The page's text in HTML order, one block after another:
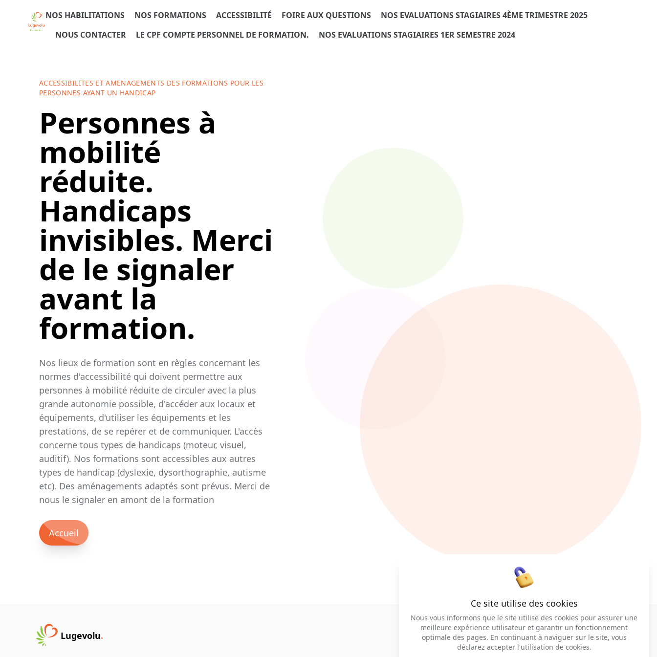
NOS HABILITATIONS NOS FORMATIONS ACCESSIBILITÉ FOIRE AUX QUESTIONS
NOS EVALUATIONS STAGIAIRES 4ÈME TRIMESTRE 2025
NOUS CONTACTER
LE CPF COMPTE PERSONNEL DE FORMATION. NOS EVALUATIONS STAGIAIRES 1ER SEMESTRE 2024
ACCESSIBILITES ET AMENAGEMENTS DES FORMATIONS POUR LES
PERSONNES AYANT UN HANDICAP
Personnes à
mobilité
réduite.
Handicaps
invisibles. Merci
de le signaler
avant la
formation.
Nos lieux de formation sont en règles concernant les
normes d'accessibilité qui doivent permettre aux
personnes à mobilité réduite de circuler avec la plus
grande autonomie possible, d'accéder aux locaux et
équipements, d'utiliser les équipements et les
prestations, de se repérer et de communiquer. L'accès
concerne tous types de handicaps (moteur, visuel,
auditif). Nos formations sont accessibles aux autres
types de handicap (dyslexie, dysorthographie, autisme
etc). Des aménagements adaptés sont prévus. Merci de
nous le signaler en amont de la formation
Accueil
Lugevolu.
Ce site utilise des cookies
Nous vous informons que le site utilise des cookies pour assurer une
meilleure expérience utilisateur et garantir un fonctionnement
optimale des pages. En continuant à naviguer sur le site, vous
déclarez accepter l'utilisation de cookies.